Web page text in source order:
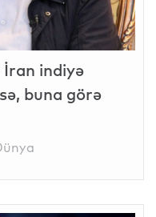
İran indiyə
buna görə